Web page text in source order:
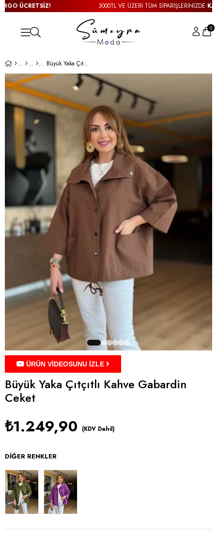
ÜCRETSİZ! 3000TL VE ÜZERİ TÜM SİPARİŞLERİNİZDE
0
Büyük Yaka Çıtçıtlı Kahve Gabardin Ceket
ÜRÜN VİDEOSUNU İZLE
Büyük Yaka Çıtçıtlı Kahve Gabardin
Ceket
₺1.249,90 (KDV Dahil)
DIĞER RENKLER